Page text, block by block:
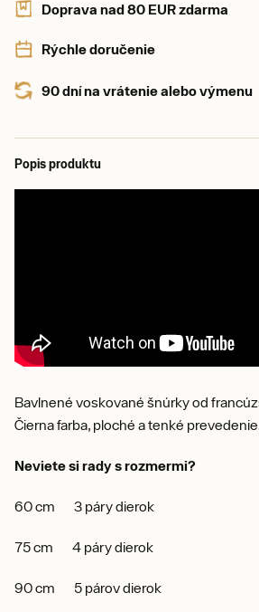
Doprava nad 80 EUR zdarma
Rýchle doručenie
90 dní na vrátenie alebo výmenu
Popis produktu
Bavlnené voskované šnúrky od
Čierna farba, ploché a tenké
Neviete si rady s rozmermi?
60 cm 3 páry dierok
75 cm 4 páry dierok
90 cm 5 párov dierok